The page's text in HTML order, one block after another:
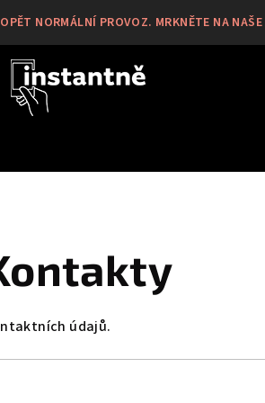
NORMÁLNÍ PROVOZ. MRKNĚTE NA
údajů.